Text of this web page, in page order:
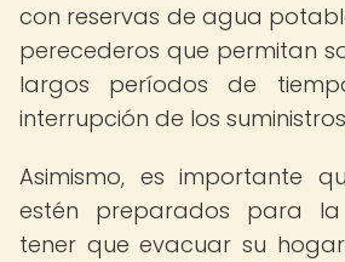
con reservas de agua
perecederos que permitan
largos períodos de
interrupción de los
Asimismo, es importante
estén preparados para
tener que evacuar su